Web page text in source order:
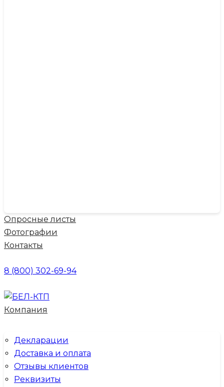
Опросные листы
Фотографии
Контакты
8 (800) 302-69-94
Компания
Декларации
Доставка и оплата
Отзывы клиентов
Реквизиты